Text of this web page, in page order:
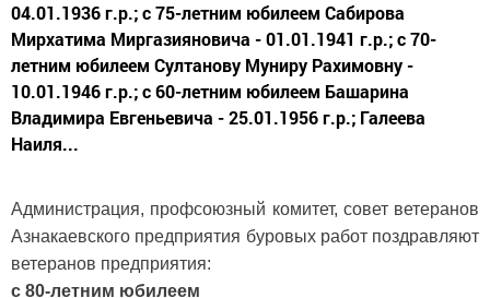
04.01.1936 г.р.; с 75-летним юбилеем Сабирова
Мирхатима Миргазияновича - 01.01.1941 г.р.; с 70-
летним юбилеем Султанову Муниру Рахимовну -
10.01.1946 г.р.; с 60-летним юбилеем Башарина
Владимира Евгеньевича - 25.01.1956 г.р.; Галеева
Наиля...
Администрация, профсоюзный комитет, совет ветеранов
Азнакаевского предприятия буровых работ поздравляют
ветеранов предприятия:
с 80-летним юбилеем